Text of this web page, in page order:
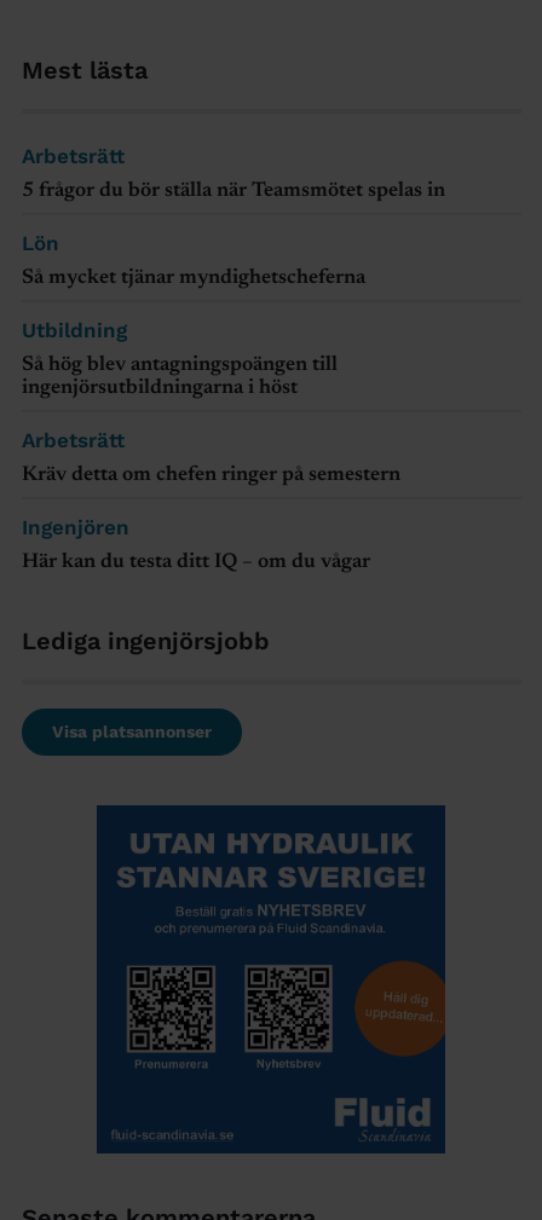
Mest lästa
Arbetsrätt
5 frågor du bör ställa när Teamsmötet spelas in
Lön
Så mycket tjänar myndighetscheferna
Utbildning
Så hög blev antagningspoängen till
ingenjörsutbildningarna i höst
Arbetsrätt
Kräv detta om chefen ringer på semestern
Ingenjören
Här kan du testa ditt IQ – om du vågar
Lediga ingenjörsjobb
Visa platsannonser